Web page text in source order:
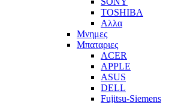
TOSHIBA
Αλλα
Μνημες
Μπαταριες
ACER
APPLE
ASUS
DELL
Fujitsu-Siemens